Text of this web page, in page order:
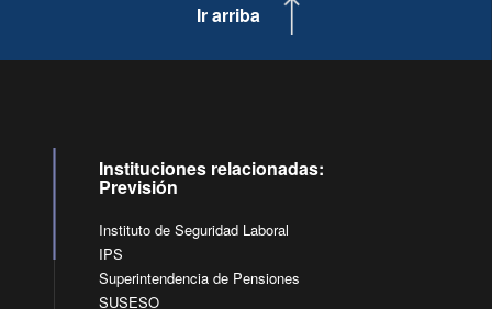
Ir arriba
Instituciones relacionadas:
Previsión
Instituto de Seguridad Laboral
IPS
Superintendencia de Pensiones
SUSESO